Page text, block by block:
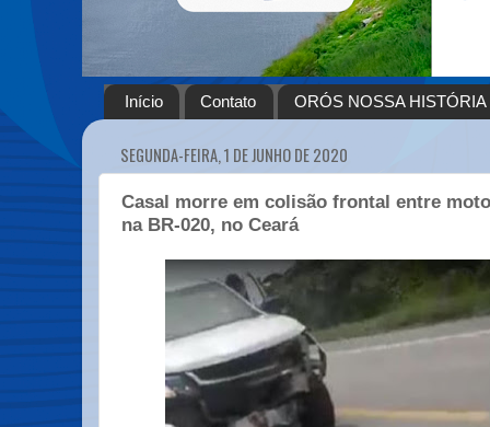
Início Contato ORÓS NOSSA HISTÓRIA
SEGUNDA-FEIRA, 1 DE JUNHO DE 2020
Casal morre em colisão frontal entre
na BR-020, no Ceará